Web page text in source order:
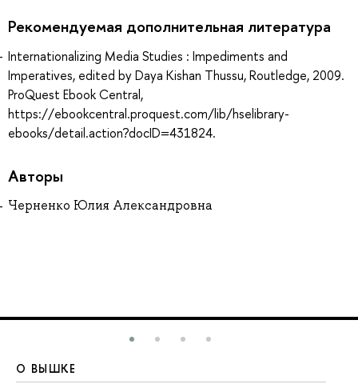
Рекомендуемая дополнительная литература
Internationalizing Media Studies : Impediments and
Imperatives, edited by Daya Kishan Thussu, Routledge, 2009.
ProQuest Ebook Central,
https://ebookcentral.proquest.com/lib/hselibrary-
ebooks/detail.action?docID=431824.
Авторы
Черненко Юлия Александровна
О ВЫШКЕ